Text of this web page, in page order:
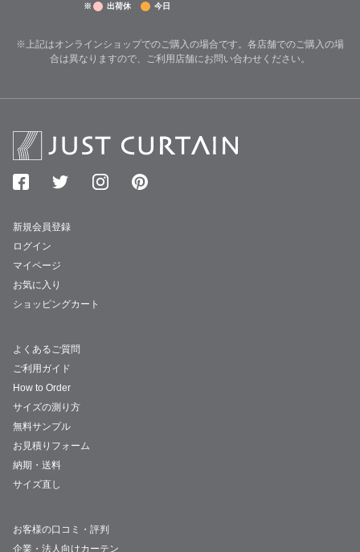
※ 出荷休 今日
※上記はオンラインショップでのご購入の場合です。各店舗でのご購入の場
合は異なりますので、ご利用店舗にお問い合わせください。
新規会員登録
ログイン
マイページ
お気に入り
ショッピングカート
よくあるご質問
ご利用ガイド
How to Order
サイズの測り方
無料サンプル
お見積りフォーム
納期・送料
サイズ直し
お客様の口コミ・評判
企業・法人向けカーテン